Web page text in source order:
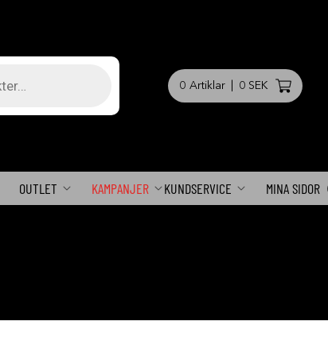
0 Artiklar 0 SEK
OUTLET KAMPANJER KUNDSERVICE MINA SIDOR